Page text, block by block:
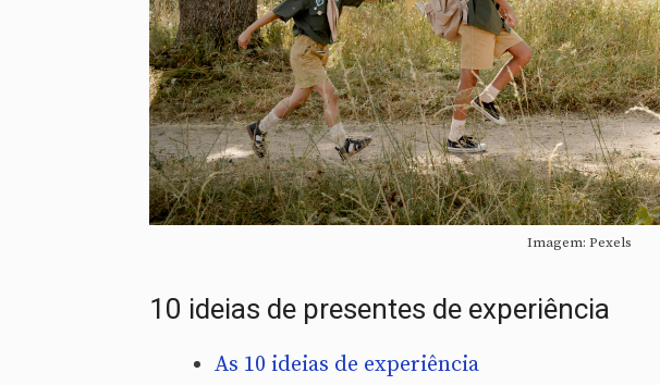
Imagem: Pexels
10 ideias de presentes de experiência
As 10 ideias de experiência